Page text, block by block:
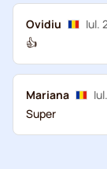
Ovidiu
Iul.
👍
Mariana
Super